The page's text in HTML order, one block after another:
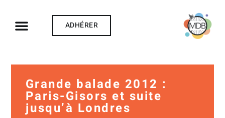
ADHÉRER
Grande balade 2012 :
Paris-Gisors et suite
jusqu’à Londres